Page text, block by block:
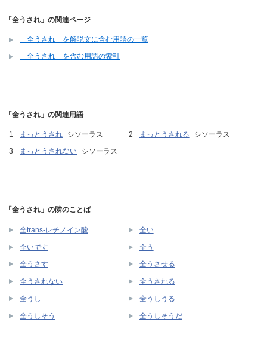
「全うされ」の関連ページ
「全うされ」を解説文に含む用語の一覧
「全うされ」を含む用語の索引
「全うされ」の関連用語
まっとうされ シソーラス まっとうされる
シソーラス
まっとうされない
シソーラス
「全うされ」の隣のことば
全trans-レチノイン酸 全い
全いです 全う
全うさす 全うさせる
全うされない 全うされる
全うし 全うしうる
全うしそう 全うしそうだ